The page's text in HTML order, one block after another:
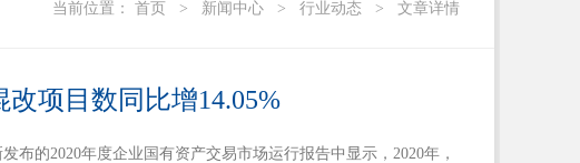
当前位置： 首页 > 新闻中心 > 行业动态 > 文章详情
改项目数同比增14.05%
发布的2020年度企业国有资产交易市场运行报告中显示，2020年，